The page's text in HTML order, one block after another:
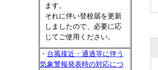
ます。
それに伴い登校届を更新
しましたので、必要に応
じてご使用ください。
・ 台風接近・通過等に伴う
気象警報発表時の対応につ